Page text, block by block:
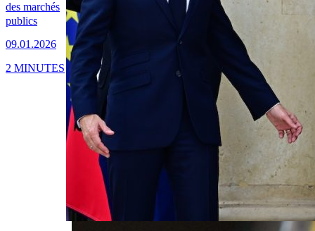
des marchés
publics
09.01.2026
2 MINUTES